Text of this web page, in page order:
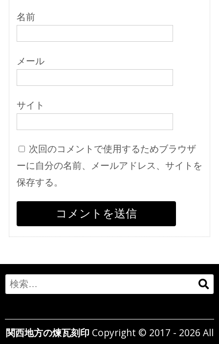
名前
メール
サイト
次回のコメントで使用するためブラウザ
ーに自分の名前、メールアドレス、サイトを
保存する。
Search
for:
関西地方の煉瓦刻印 Copyright © 2017 - 2026 All